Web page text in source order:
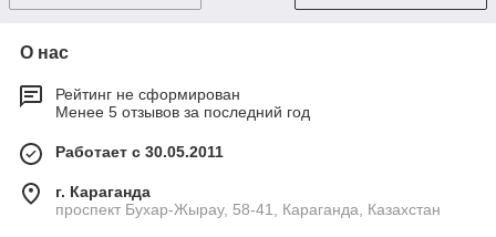
О нас
Рейтинг не сформирован
Менее 5 отзывов за последний год
Работает с 30.05.2011
г. Караганда
проспект Бухар-Жырау, 58-41, Караганда, Казахстан